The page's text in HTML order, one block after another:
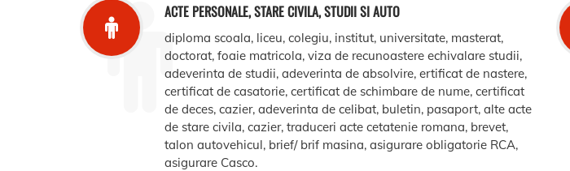
ACTE PERSONALE, STARE CIVILA, STUDII SI AUTO
diploma scoala, liceu, colegiu, institut, universitate, masterat,
doctorat, foaie matricola, viza de recunoastere echivalare studii,
adeverinta de studii, adeverinta de absolvire, ertificat de nastere,
certificat de casatorie, certificat de schimbare de nume, certificat
de deces, cazier, adeverinta de celibat, buletin, pasaport, alte acte
de stare civila, cazier, traduceri acte cetatenie romana, brevet,
talon autovehicul, brief/ brif masina, asigurare obligatorie RCA,
asigurare Casco.